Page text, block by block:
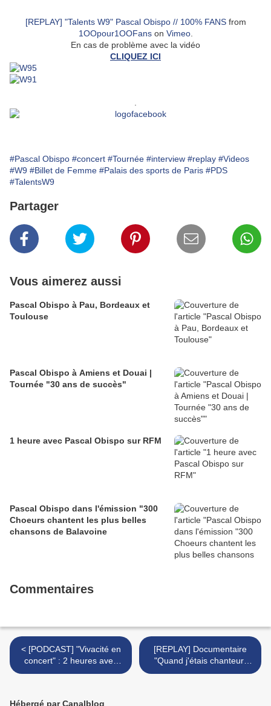
[REPLAY] "Talents W9" Pascal Obispo // 100% FANSfrom
1OOpour1OOFanson Vimeo.
En cas de problème avec la vidéo
CLIQUEZ ICI
#Pascal Obispo #concert #Tournée #interview #replay #Videos
#W9 #Billet de Femme #Palais des sports de Paris #PDS
#TalentsW9
Partager
Vous aimerez aussi
Pascal Obispo à Pau, Bordeaux et
Toulouse
Pascal Obispo à Amiens et Douai |
Tournée "30 ans de succès"
1 heure avec Pascal Obispo sur RFM
Pascal Obispo dans l'émission "300
Choeurs chantent les plus belles
chansons de Balavoine
Commentaires
< [PODCAST] "Vivacité en
concert" : 2 heures avec
Pascal Obispo
[REPLAY] Documentaire
"Quand j'étais chanteur"
Pascal Obispo, Benabar,
Hébergé par Canalblog